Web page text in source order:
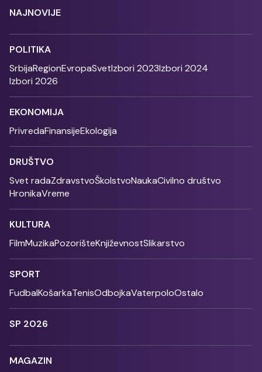
NAJNOVIJE
POLITIKA
SrbijaRegionEvropaSvetIzbori 2023Izbori 2024
Izbori 2026
EKONOMIJA
PrivredaFinansijeEkologija
DRUŠTVO
Svet radaZdravstvoŠkolstvoNaukaCivilno društvo
HronikaVreme
KULTURA
FilmMuzikaPozorišteKnjiževnostSlikarstvo
SPORT
FudbalKošarkaTenisOdbojkaVaterpoloOstalo
SP 2026
MAGAZIN